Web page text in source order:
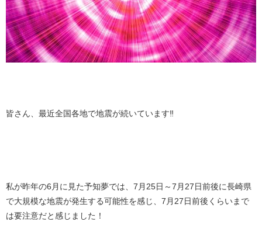
皆さん、最近全国各地で地震が続いています‼️
私が昨年の6月に見た予知夢では、7月25日～7月27日前後に長崎県
で大規模な地震が発生する可能性を感じ、7月27日前後くらいまで
は要注意だと感じました！